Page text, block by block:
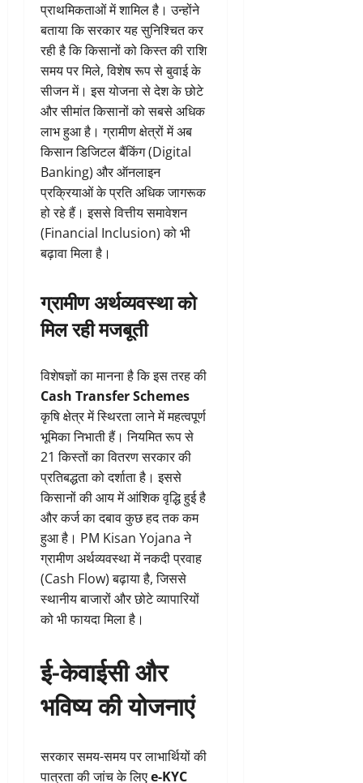
प्राथमिकताओं में शामिल है। उन्होंने
बताया कि सरकार यह सुनिश्चित कर
रही है कि किसानों को किस्त की राशि
समय पर मिले, विशेष रूप से बुवाई के
सीजन में। इस योजना से देश के छोटे
और सीमांत किसानों को सबसे अधिक
लाभ हुआ है। ग्रामीण क्षेत्रों में अब
किसान डिजिटल बैंकिंग (Digital
Banking) और ऑनलाइन
प्रक्रियाओं के प्रति अधिक जागरूक
हो रहे हैं। इससे वित्तीय समावेशन
(Financial Inclusion) को भी
बढ़ावा मिला है।
ग्रामीण अर्थव्यवस्था को
मिल रही मजबूती
विशेषज्ञों का मानना है कि इस तरह की
Cash Transfer Schemes
कृषि क्षेत्र में स्थिरता लाने में महत्वपूर्ण
भूमिका निभाती हैं। नियमित रूप से
21 किस्तों का वितरण सरकार की
प्रतिबद्धता को दर्शाता है। इससे
किसानों की आय में आंशिक वृद्धि हुई है
और कर्ज का दबाव कुछ हद तक कम
हुआ है। PM Kisan Yojana ने
ग्रामीण अर्थव्यवस्था में नकदी प्रवाह
(Cash Flow) बढ़ाया है, जिससे
स्थानीय बाजारों और छोटे व्यापारियों
को भी फायदा मिला है।
ई-केवाईसी और
भविष्य की योजनाएं
सरकार समय-समय पर लाभार्थियों की
पात्रता की जांच के लिएe-KYC